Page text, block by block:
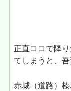
正直ココで降
てしまうと、吾
赤城（道路）